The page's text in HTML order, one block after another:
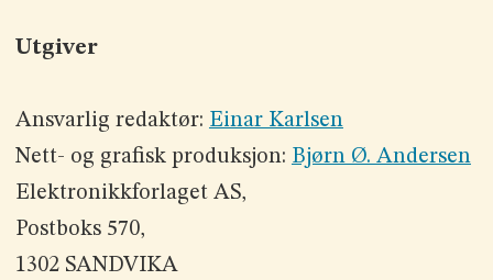
Utgiver
Ansvarlig redaktør: Einar Karlsen
Nett- og grafisk produksjon: Bjørn Ø. Andersen
Elektronikkforlaget AS,
Postboks 570,
1302 SANDVIKA